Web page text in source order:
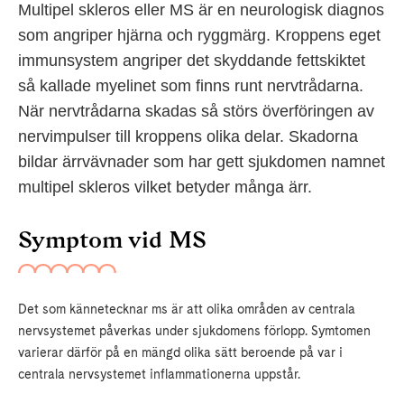
Multipel skleros eller MS är en neurologisk diagnos
som angriper hjärna och ryggmärg. Kroppens eget
immunsystem angriper det skyddande fettskiktet
så kallade myelinet som finns runt nervtrådarna.
När nervtrådarna skadas så störs överföringen av
nervimpulser till kroppens olika delar. Skadorna
bildar ärrvävnader som har gett sjukdomen namnet
multipel skleros vilket betyder många ärr.
Symptom vid MS
Det som kännetecknar ms är att olika områden av centrala
nervsystemet påverkas under sjukdomens förlopp. Symtomen
varierar därför på en mängd olika sätt beroende på var i
centrala nervsystemet inflammationerna uppstår.